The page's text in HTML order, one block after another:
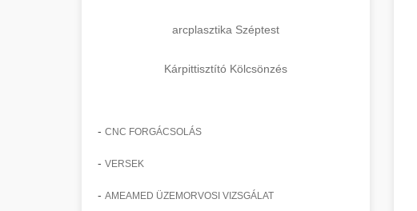
arcplasztika Széptest
Kárpittisztító Kölcsönzés
- CNC FORGÁCSOLÁS
- VERSEK
- AMEAMED ÜZEMORVOSI VIZSGÁLAT